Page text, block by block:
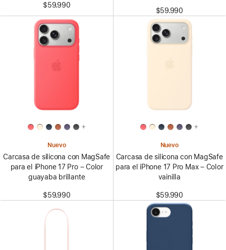
$59.990
$59.990
+
Nuevo
Carcasa de silicona con MagSafe
para el iPhone 17 Pro – Color
guayaba brillante
$59.990
+
Nuevo
Carcasa de silicona con MagSafe
para el iPhone 17 Pro Max – Color
vainilla
$59.990